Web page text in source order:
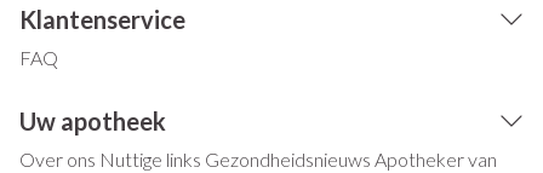
Klantenservice
FAQ
Uw apotheek
Over ons Nuttige links Gezondheidsnieuws Apotheker van